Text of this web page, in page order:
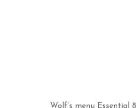
Wolf’s menu Essential 800g